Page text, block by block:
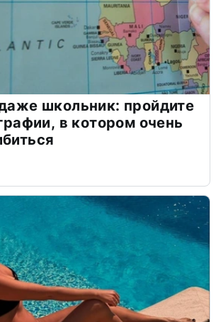
школьник: пройдите
в котором очень